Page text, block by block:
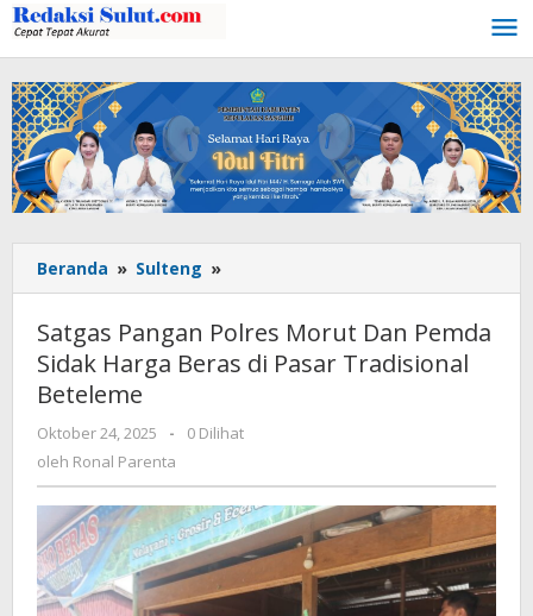
Lewati
ke
konten
Beranda » Sulteng »
Pangan
Polres
Morut
Dan
Harga
di
Pasar
Tradisional
Beteleme
Satgas Pangan Polres Morut Dan Pemda
Sidak Harga Beras di Pasar Tradisional
Beteleme
Oktober 24, 2025
oleh
Ronal
-
0 Dilihat
oleh Ronal Parenta